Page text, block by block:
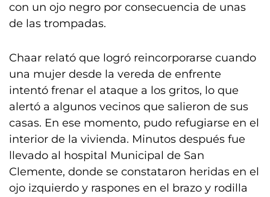
con un ojo negro por consecuencia de unas
de las trompadas.
Chaar relató que logró reincorporarse cuando
una mujer desde la vereda de enfrente
intentó frenar el ataque a los gritos, lo que
alertó a algunos vecinos que salieron de sus
casas. En ese momento, pudo refugiarse en el
interior de la vivienda. Minutos después fue
llevado al hospital Municipal de San
Clemente, donde se constataron heridas en el
ojo izquierdo y raspones en el brazo y rodilla